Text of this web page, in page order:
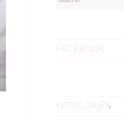
FACEBOOK
KATEGORIEN